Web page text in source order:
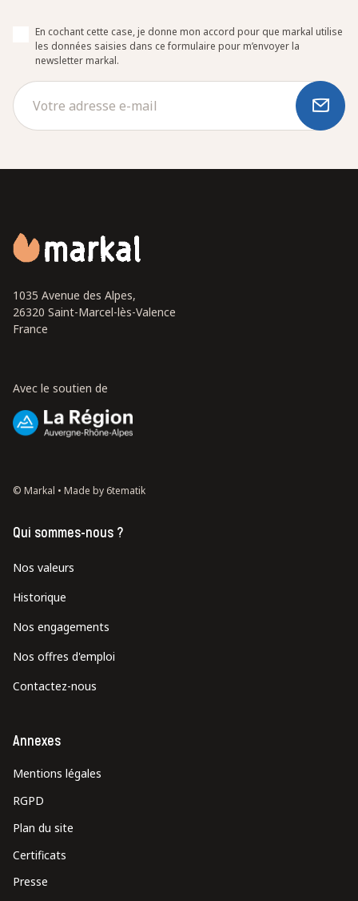
En cochant cette case, je donne mon accord pour que markal utilise
les données saisies dans ce formulaire pour m’envoyer la
newsletter markal.
1035 Avenue des Alpes,
26320 Saint-Marcel-lès-Valence
France
Avec le soutien de
© Markal • Made by 6tematik
Qui sommes-nous ?
Nos valeurs
Historique
Nos engagements
Nos offres d'emploi
Contactez-nous
Annexes
Mentions légales
RGPD
Plan du site
Certificats
Presse